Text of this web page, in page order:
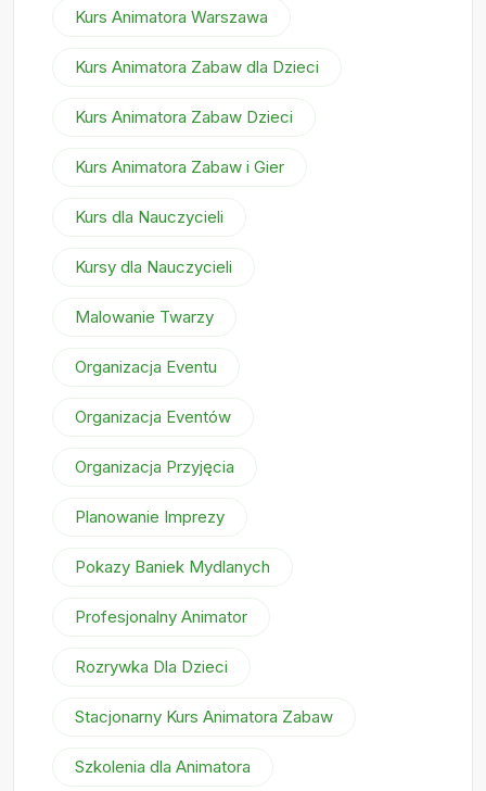
Kurs Animatora Warszawa
Kurs Animatora Zabaw dla Dzieci
Kurs Animatora Zabaw Dzieci
Kurs Animatora Zabaw i Gier
Kurs dla Nauczycieli
Kursy dla Nauczycieli
Malowanie Twarzy
Organizacja Eventu
Organizacja Eventów
Organizacja Przyjęcia
Planowanie Imprezy
Pokazy Baniek Mydlanych
Profesjonalny Animator
Rozrywka Dla Dzieci
Stacjonarny Kurs Animatora Zabaw
Szkolenia dla Animatora